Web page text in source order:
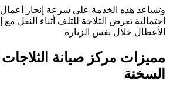
وتساعد هذه الخدمة على سرعة إنجاز أعمال
احتمالية تعرض الثلاجة للتلف أثناء النقل
الأعطال خلال نفس الزيارة
مميزات مركز صيانة
السخنة